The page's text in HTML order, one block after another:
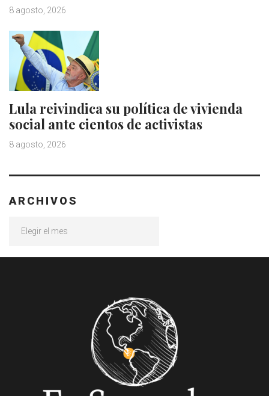
8 agosto, 2026
Lula reivindica su política de vivienda
social ante cientos de activistas
8 agosto, 2026
ARCHIVOS